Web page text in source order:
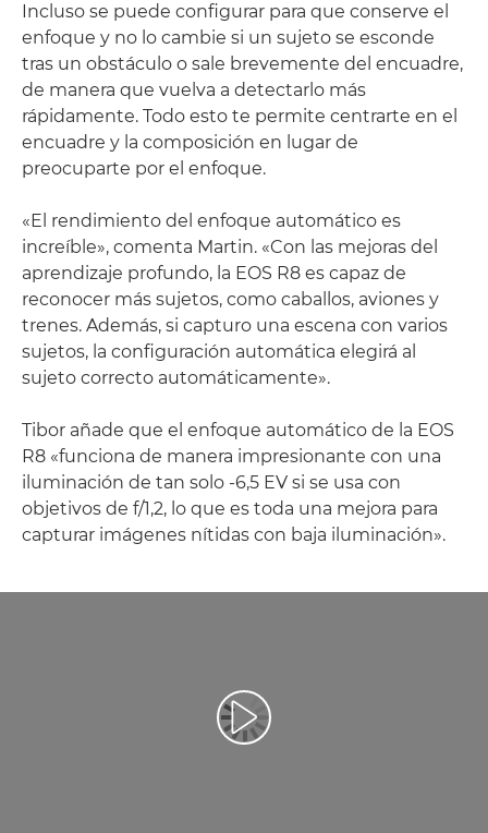
Incluso se puede configurar para que conserve el
enfoque y no lo cambie si un sujeto se esconde
tras un obstáculo o sale brevemente del encuadre,
de manera que vuelva a detectarlo más
rápidamente. Todo esto te permite centrarte en el
encuadre y la composición en lugar de
preocuparte por el enfoque.
«El rendimiento del enfoque automático es
increíble», comenta Martin. «Con las mejoras del
aprendizaje profundo, la EOS R8 es capaz de
reconocer más sujetos, como caballos, aviones y
trenes. Además, si capturo una escena con varios
sujetos, la configuración automática elegirá al
sujeto correcto automáticamente».
Tibor añade que el enfoque automático de la EOS
R8 «funciona de manera impresionante con una
iluminación de tan solo -6,5 EV si se usa con
objetivos de f/1,2, lo que es toda una mejora para
capturar imágenes nítidas con baja iluminación».
Reproducir vídeo